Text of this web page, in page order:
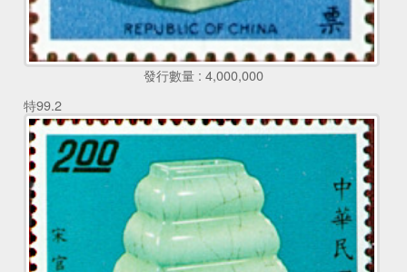
發行數量 : 4,000,000
特99.2